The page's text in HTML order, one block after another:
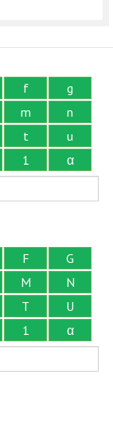
f
g
m
n
t
u
1
α
F
G
M
N
T
U
1
α